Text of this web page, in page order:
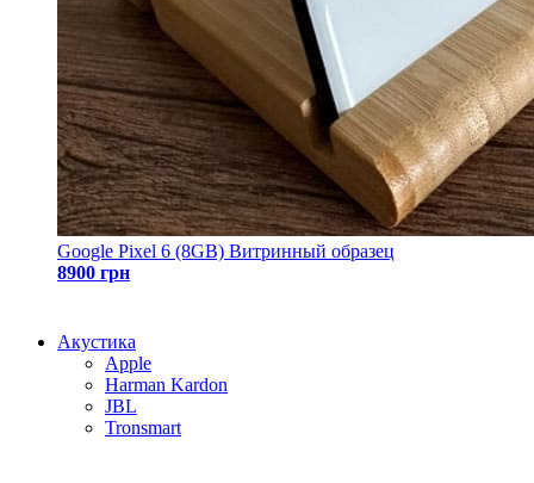
Google Pixel 6 (8GB) Витринный образец
8900 грн
Акустика
Apple
Harman Kardon
JBL
Tronsmart